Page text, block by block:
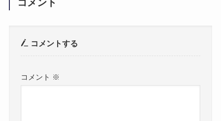
コメント
コメントする
コメント ※